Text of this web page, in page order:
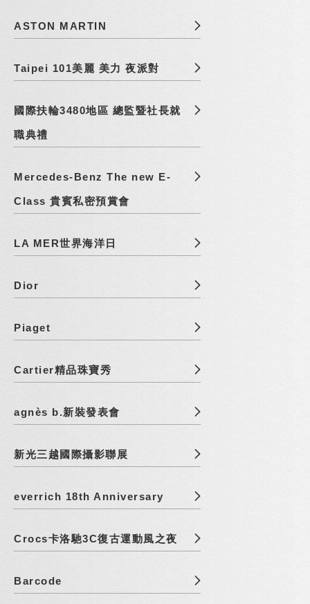
ASTON MARTIN
Taipei 101美麗 美力 夜派對
國際扶輪3480地區 總監暨社長就
職典禮
Mercedes-Benz The new E-
Class 貴賓私密預賞會
LA MER世界海洋日
Dior
Piaget
Cartier精品珠寶秀
agnès b.新裝發表會
新光三越國際攝影聯展
everrich 18th Anniversary
Crocs卡洛馳3C復古運動風之夜
Barcode